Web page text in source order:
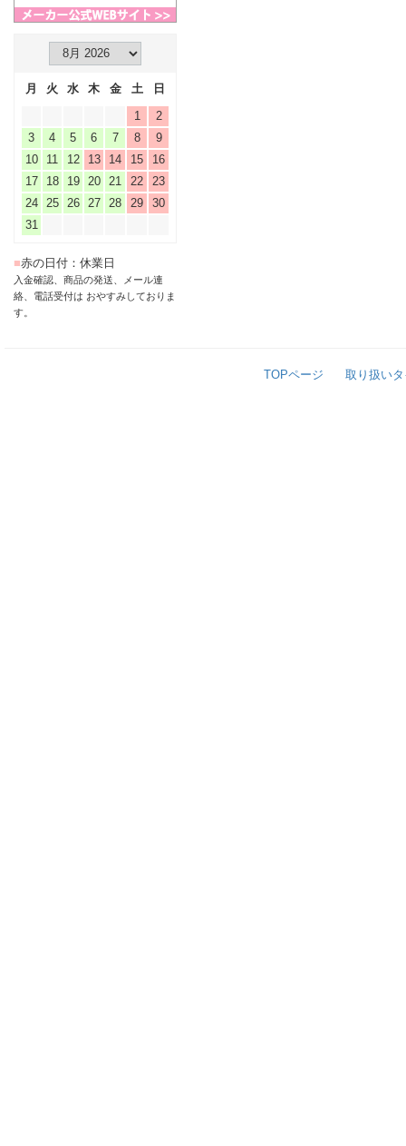
月 火 水 木 金 土
日
1
2
3
4 5 6 7 8
9
10
11 12 13 14 15
16
17
18 19 20 21 22
23
24
25 26 27 28 29
30
31
■赤の日付：休業日
入金確認、商品の発送、メール連
絡、電話受付は おやすみしておりま
す。
TOPページ 取り扱い